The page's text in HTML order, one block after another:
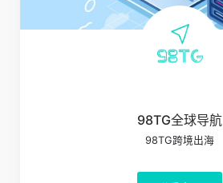
98TG全球导航
98TG跨境出海